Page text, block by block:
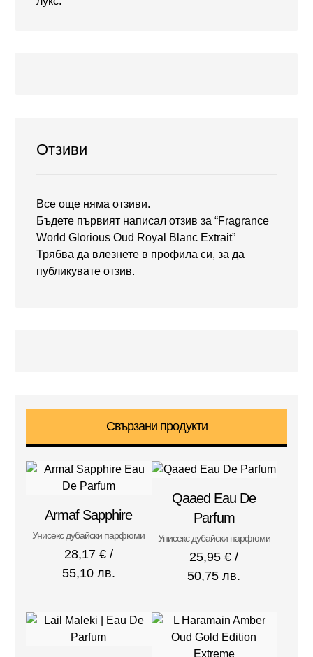
Отзиви
Все още няма отзиви.
Бъдете първият написал отзив за “Fragrance
World Glorious Oud Royal Blanc Extrait”
Трябва да влезнете в профила си, за да
публикувате отзив.
Свързани продукти
Armaf Sapphire
Унисекс дубайски парфюми
28,17 €/
55,10 лв.
Qaaed Eau De
Parfum
Унисекс дубайски парфюми
25,95€ /
50,75 лв.